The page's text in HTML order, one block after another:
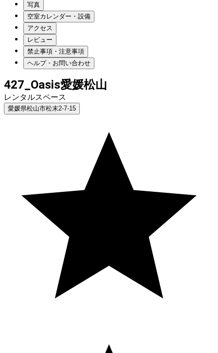
写真
空室カレンダー・設備
アクセス
レビュー
禁止事項・注意事項
ヘルプ・お問い合わせ
427_Oasis愛媛松山
レンタルスペース
愛媛県松山市松末2-7-15